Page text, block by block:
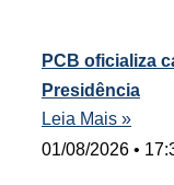
PCB oficializa
Presidência
Leia Mais »
01/08/2026